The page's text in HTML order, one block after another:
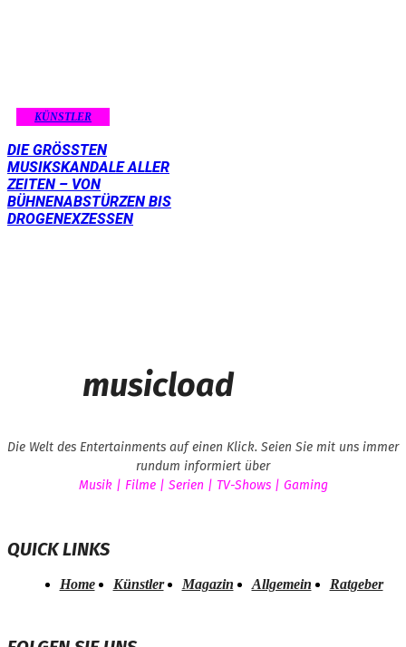
KÜNSTLER
DIE GRÖSSTEN M
USIKSKANDALE ALLER Z
EITEN – VON B
ÜHNENABSTÜRZEN BIS D
ROGENEXZESSEN
musicload
Die Welt des Entertainments auf einen Klick. Seien Sie mit uns immer
rundum informiert über
Musik | Filme | Serien | TV-Shows | Gaming
QUICK LINKS
Home Künstler Magazin Allgemein Ratgeber